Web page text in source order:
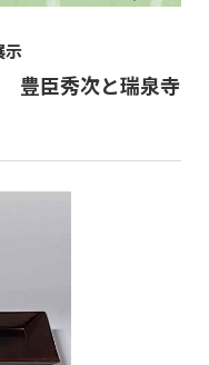
示
豊臣秀次と瑞泉寺